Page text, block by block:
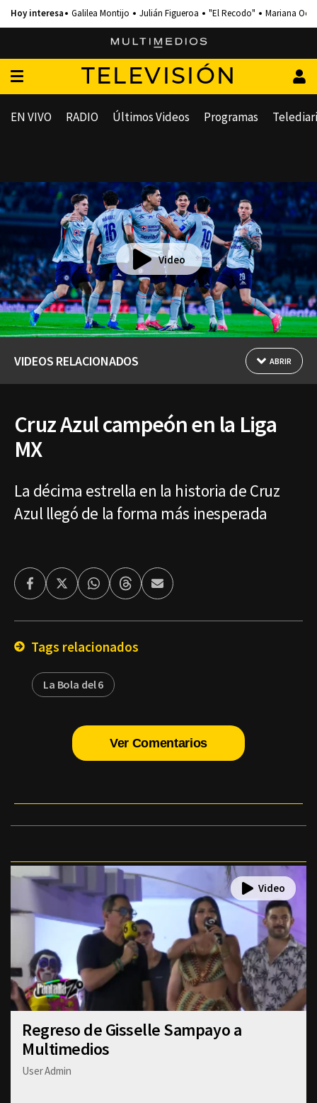
Galilea Montijo Julián Figueroa "El Recodo" Mariana
TELEVISIÓN
EN VIVO RADIO Últimos Videos Programas
Video
VIDEOS RELACIONADOS ABRIR
Cruz Azul campeón en la Liga
MX
La décima estrella en la historia de Cruz
Azul llegó de la forma más inesperada
FacebookTwitterWhatsappThreadsEnviar
por
Tags relacionados
La Bola del 6
Ver Comentarios
Regreso de Gisselle Sampayo a
Multimedios
User Admin